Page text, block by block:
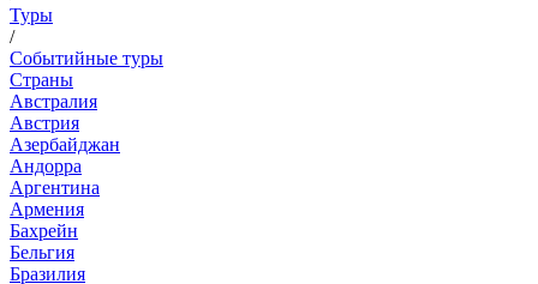
Туры
/
Событийные туры
Страны
Австралия
Австрия
Азербайджан
Андорра
Аргентина
Армения
Бахрейн
Бельгия
Бразилия